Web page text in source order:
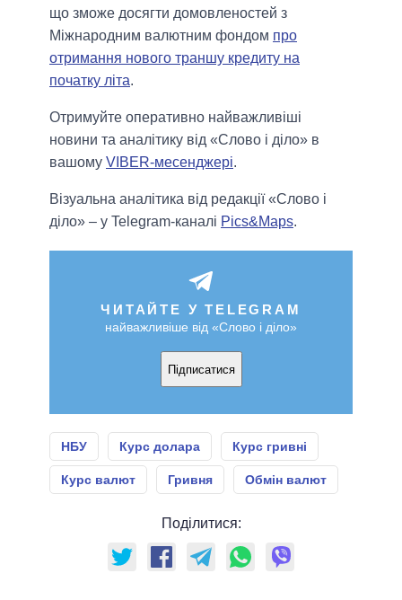
що зможе досягти домовленостей з
Міжнародним валютним фондом про
отримання нового траншу кредиту на
початку літа.
Отримуйте оперативно найважливіші
новини та аналітику від «Слово і діло» в
вашому VIBER-месенджері.
Візуальна аналітика від редакції «Слово і
діло» – у Telegram-каналі Pics&Maps.
ЧИТАЙТЕ У TELEGRAM
найважливіше від «Слово і діло»
Підписатися
НБУ Курс долара Курс гривні
Курс валют Гривня Обмін валют
Поділитися: